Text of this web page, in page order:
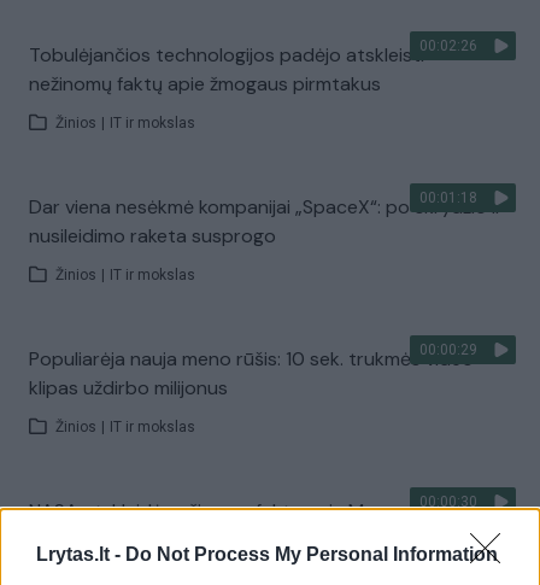
Lrytas.lt - Do Not Process My Personal Information
00:02:26
Tobulėjančios technologijos padėjo atskleisti
nežinomų faktų apie žmogaus pirmtakus
Žinios IT ir mokslas
00:01:18
Dar viena nesėkmė kompanijai „SpaceX“: po skrydžio ir
nusileidimo raketa susprogo
Žinios IT ir mokslas
00:00:29
Populiarėja nauja meno rūšis: 10 sek. trukmės video
klipas uždirbo milijonus
Žinios IT ir mokslas
00:00:30
NASA atskleidė nežinomų faktų apie Marsą: pirmąkart